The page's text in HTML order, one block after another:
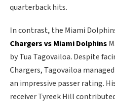
quarterback hits.
In contrast, the Miami
Chargers vs Miami Dolphins
by Tua Tagovailoa. Despite
Chargers, Tagovailoa
an impressive passer rating.
receiver Tyreek Hill